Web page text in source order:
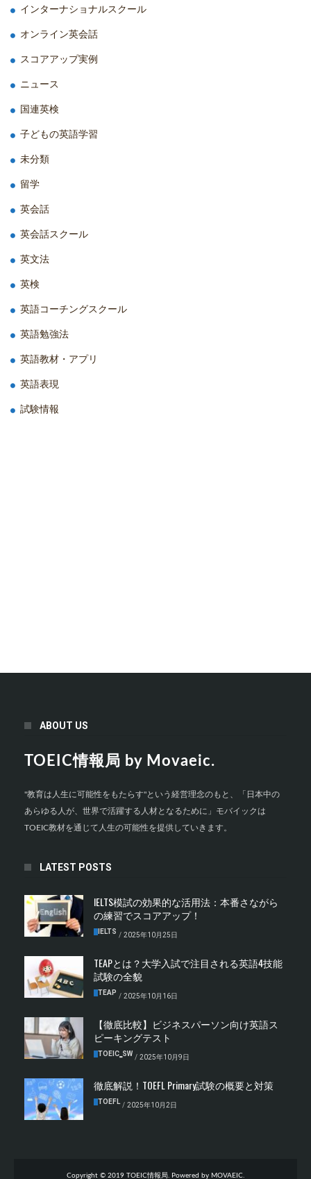
インターナショナルスクール
オンライン英会話
スコアアップ実例
ニュース
国連英検
子どもの英語学習
未分類
留学
英会話
英会話スクール
英文法
英検
英語コーチングスクール
英語勉強法
英語教材・アプリ
英語表現
試験情報
ABOUT US
TOEIC情報局 by Movaeic.
"教育は人生に可能性をもたらす"という経営理念のもと、「日本中の
あらゆる人が、世界で活躍する人材となるために」モバイックは
TOEIC教材を通じて人生の可能性を提供していきます。
LATEST POSTS
IELTS模試の効果的な活用法：本番さながら
の練習でスコアアップ！
IELTS / 2025年10月25日
TEAPとは？大学入試で注目される英語4技能
試験の全貌
TEAP / 2025年10月16日
【徹底比較】ビジネスパーソン向け英語ス
ピーキングテスト
TOEIC‗SW / 2025年10月9日
徹底解説！TOEFL Primary試験の概要と対策
TOEFL / 2025年10月2日
Copyright © 2019 TOEIC情報局. Powered by MOVAEIC.